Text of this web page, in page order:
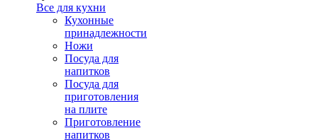
Все для кухни
Кухонные
принадлежности
Ножи
Посуда для
напитков
Посуда для
приготовления
на плите
Приготовление
напитков